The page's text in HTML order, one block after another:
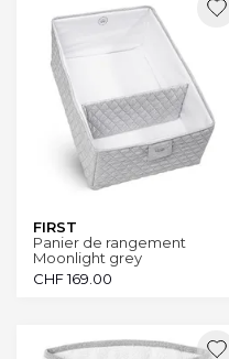
FIRST
Panier de rangement
Moonlight grey
CHF169.00